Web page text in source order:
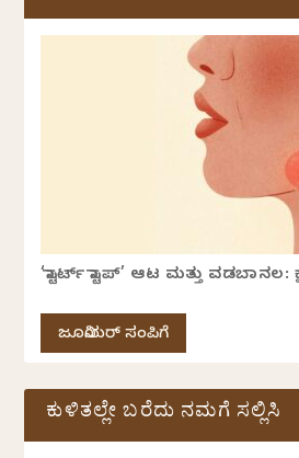
‘ಸ್ಟಾರ್ಟ್ ಸ್ಟಾಪ್’ ಆಟ ಮತ್ತು
ಜೂನಿಯರ್ ಸಂಪಿಗೆ
ಕುಳಿತಲ್ಲೇ ಬರೆದು ನಮಗೆ ಸಲ್ಲಿಸಿ